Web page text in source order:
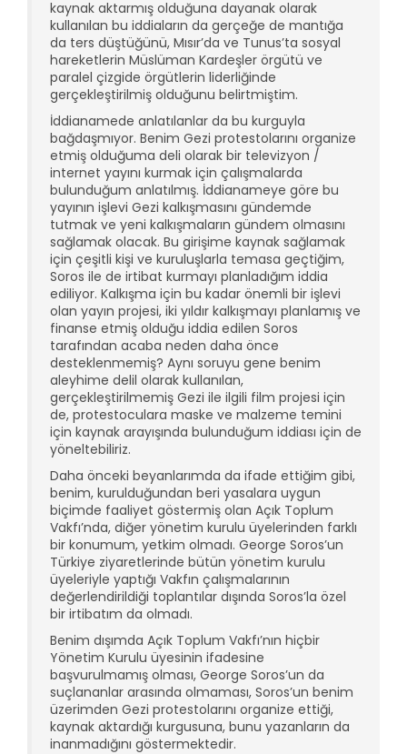
kaynak aktarmış olduğuna dayanak olarak
kullanılan bu iddiaların da gerçeğe de mantığa
da ters düştüğünü, Mısır’da ve Tunus’ta sosyal
hareketlerin Müslüman Kardeşler örgütü ve
paralel çizgide örgütlerin liderliğinde
gerçekleştirilmiş olduğunu belirtmiştim.
İddianamede anlatılanlar da bu kurguyla
bağdaşmıyor. Benim Gezi protestolarını organize
etmiş olduğuma deli olarak bir televizyon /
internet yayını kurmak için çalışmalarda
bulunduğum anlatılmış. İddianameye göre bu
yayının işlevi Gezi kalkışmasını gündemde
tutmak ve yeni kalkışmaların gündem olmasını
sağlamak olacak. Bu girişime kaynak sağlamak
için çeşitli kişi ve kuruluşlarla temasa geçtiğim,
Soros ile de irtibat kurmayı planladığım iddia
ediliyor. Kalkışma için bu kadar önemli bir işlevi
olan yayın projesi, iki yıldır kalkışmayı planlamış ve
finanse etmiş olduğu iddia edilen Soros
tarafından acaba neden daha önce
desteklenmemiş? Aynı soruyu gene benim
aleyhime delil olarak kullanılan,
gerçekleştirilmemiş Gezi ile ilgili film projesi için
de, protestoculara maske ve malzeme temini
için kaynak arayışında bulunduğum iddiası için de
yöneltebiliriz.
Daha önceki beyanlarımda da ifade ettiğim gibi,
benim, kurulduğundan beri yasalara uygun
biçimde faaliyet göstermiş olan Açık Toplum
Vakfı’nda, diğer yönetim kurulu üyelerinden farklı
bir konumum, yetkim olmadı. George Soros’un
Türkiye ziyaretlerinde bütün yönetim kurulu
üyeleriyle yaptığı Vakfın çalışmalarının
değerlendirildiği toplantılar dışında Soros’la özel
bir irtibatım da olmadı.
Benim dışımda Açık Toplum Vakfı’nın hiçbir
Yönetim Kurulu üyesinin ifadesine
başvurulmamış olması, George Soros’un da
suçlananlar arasında olmaması, Soros’un benim
üzerimden Gezi protestolarını organize ettiği,
kaynak aktardığı kurgusuna, bunu yazanların da
inanmadığını göstermektedir.